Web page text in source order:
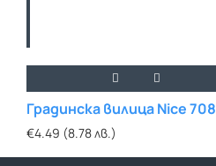
Градинска вилица Nice 708
€4.49 (8.78 лв.)